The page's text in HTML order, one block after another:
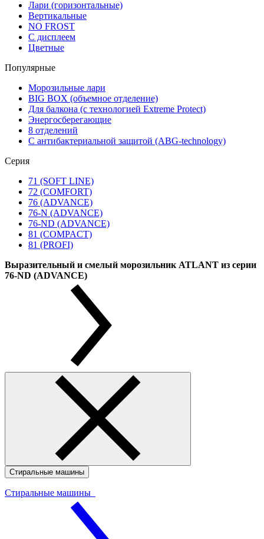
Лари (горизонтальные)
Вертикальные
NO FROST
С дисплеем
Цветные
Популярные
Морозильные лари
BIG BOX (объемное отделение)
Для балкона (с технологией Extreme Protect)
Энергосберегающие
8 отделений
С антибактериальной защитой (ABG-technology)
Серия
71 (SOFT LINE)
72 (COMFORT)
76 (ADVANCE)
76-N (ADVANCE)
76-ND (ADVANCE)
81 (COMPACT)
81 (PROFI)
Выразительный и смелый морозильник ATLANT из серии
76-ND (ADVANCE)
Стиральные машины
Стиральные машины